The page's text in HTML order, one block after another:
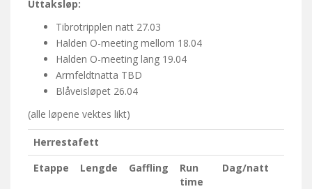
Uttaksløp:
Tibrotripplen natt 27.03
Halden O-meeting mellom 18.04
Halden O-meeting lang 19.04
Armfeldtnatta TBD
Blåveisløpet 26.04
(alle løpene vektes likt)
Herrestafett
Etappe
Lengde Gaffling
Run
time
Dag/natt